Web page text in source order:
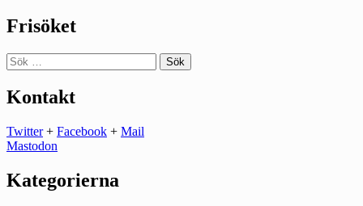
Frisöket
Sök
efter:
Kontakt
Twitter+ Facebook + Mail
Mastodon
Kategorierna